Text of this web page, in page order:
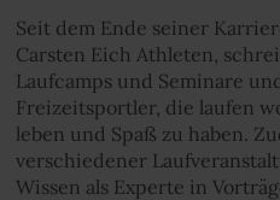
Seit dem Ende seiner
Carsten Eich Athleten,
Laufcamps und Seminare
Freizeitsportler, die laufen
leben und Spaß zu haben.
verschiedener
Wissen als Experte in